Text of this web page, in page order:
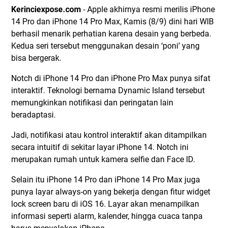
Kerinciexpose.com - Apple akhirnya resmi merilis iPhone
14 Pro dan iPhone 14 Pro Max, Kamis (8/9) dini hari WIB
berhasil menarik perhatian karena desain yang berbeda.
Kedua seri tersebut menggunakan desain ‘poni’ yang
bisa bergerak.
Notch di iPhone 14 Pro dan iPhone Pro Max punya sifat
interaktif. Teknologi bernama Dynamic Island tersebut
memungkinkan notifikasi dan peringatan lain
beradaptasi.
Jadi, notifikasi atau kontrol interaktif akan ditampilkan
secara intuitif di sekitar layar iPhone 14. Notch ini
merupakan rumah untuk kamera selfie dan Face ID.
Selain itu iPhone 14 Pro dan iPhone 14 Pro Max juga
punya layar always-on yang bekerja dengan fitur widget
lock screen baru di iOS 16. Layar akan menampilkan
informasi seperti alarm, kalender, hingga cuaca tanpa